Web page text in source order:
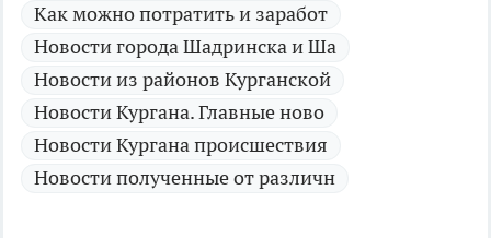
Как можно потратить и заработ
Новости города Шадринска и Ша
Новости из районов Курганской
Новости Кургана. Главные ново
Новости Кургана происшествия
Новости полученные от различн